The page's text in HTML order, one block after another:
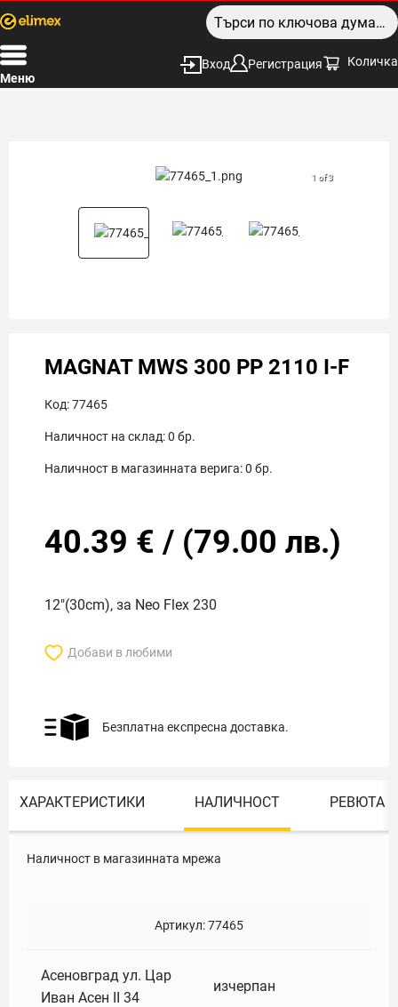
Меню
Вход Регистрация Количка
1 of 3
MAGNAT MWS 300 PP 2110 I-F
Код:77465
Наличност на склад:0 бр.
Наличност в магазинната верига:0 бр.
40.39 € / (79.00 лв.)
12"(30cm), за Neo Flex 230
Добави в любими
Безплатна експресна доставка.
ХАРАКТЕРИСТИКИ НАЛИЧНОСТ РЕВЮТА
Наличност в магазинната мрежа
Артикул:77465
Асеновград ул. Цар
Иван Асен II 34
изчерпан